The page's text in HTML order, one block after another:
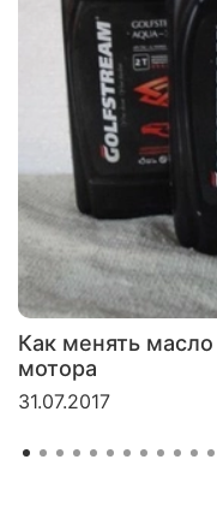
Как менять
мотора
31.07.2017